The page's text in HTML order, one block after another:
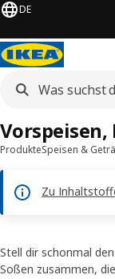
DE
ProdukteSpeisen &
Zu
Vorspeisen,
Stell dir schonmal
Soßen zusammen,